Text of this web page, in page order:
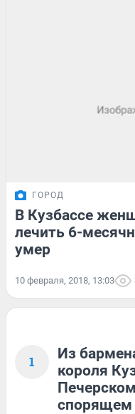
ГОРОД
В Кузбассе
лечить 6-
умер
10 февраля, 2018, 13:03
1
Из
короля
спорящем